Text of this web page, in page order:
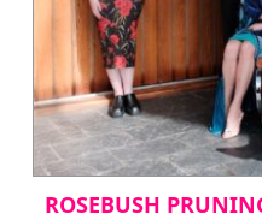
ROSEBUSH